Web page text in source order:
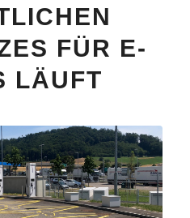
FÜR E-
LÄUFT